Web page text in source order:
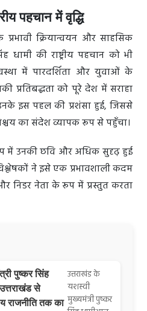
पहचान में वृद्धि
क्रियान्वयन और साहसिक
धामी की राष्ट्रीय पहचान को भी
में पारदर्शिता और युवाओं के
प्रतिबद्धता को पूरे देश में सराहा
उनके इस पहल की प्रशंसा हुई, जिससे
का संदेश व्यापक रूप से पहुँचा।
रूप में उनकी छवि और अधिक सुदृढ़ हुई
ने इसे एक प्रभावशाली कदम
निडर नेता के रूप में प्रस्तुत करता
पुष्कर सिंह
से
राजनीति तक का
उत्तराखंड के
यशस्वी
मुख्यमंत्री पुष्कर